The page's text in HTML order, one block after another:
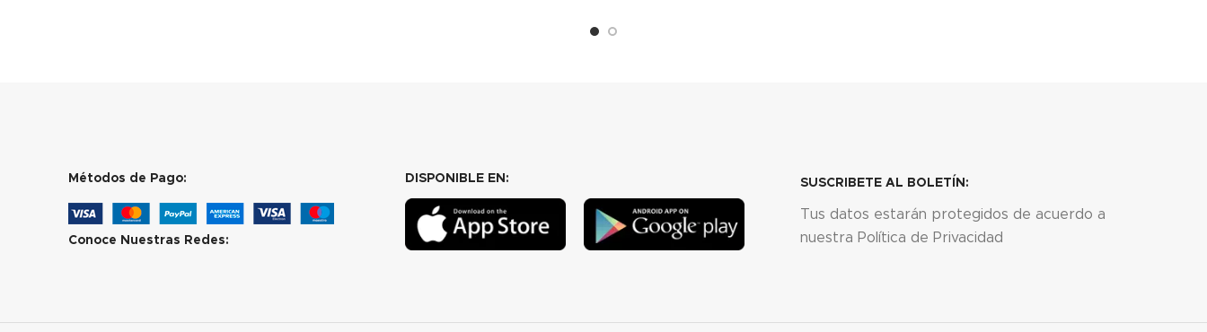
Métodos de Pago:
Conoce Nuestras Redes:
DISPONIBLE EN: SUSCRIBETE AL BOLETÍN:
Tus datos estarán protegidos de acuerdo a
nuestra Política de Privacidad